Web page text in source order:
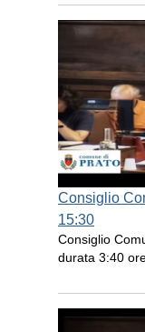
Consiglio
15:30
Consiglio
durata 3:40